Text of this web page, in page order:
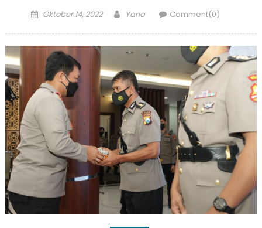
Posted
Oktober 14, 2022 Author
Yana Comment(0)